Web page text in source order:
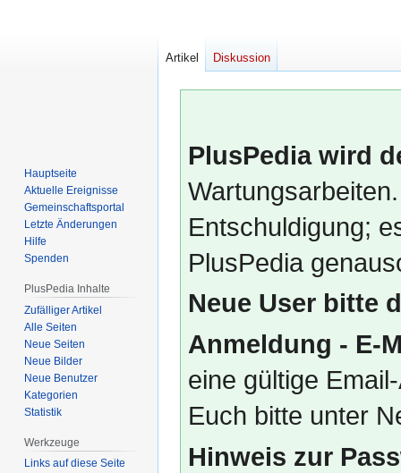
PlusPedia wird
Entschuldigung;
PlusPedia
Neue User bitte
Anmeldung - E-
eine gültige
Euch bitte unter
Hinweis zur
Artikel Diskussion
Hauptseite
Aktuelle Ereignisse
Gemeinschafts­portal
Letzte Änderungen
Hilfe
Spenden
PlusPedia Inhalte
Zufälliger Artikel
Alle Seiten
Neue Seiten
Neue Bilder
Neue Benutzer
Kategorien
Statistik
Werkzeuge
Links auf diese Seite